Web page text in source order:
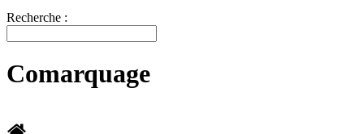
Recherche :
Comarquage